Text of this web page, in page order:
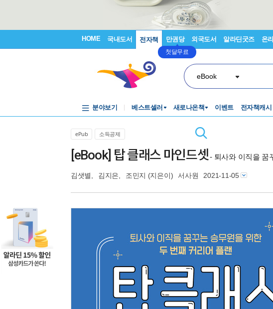
HOME 국내도서 전자책 만권당
첫달무료
외국도서 알라딘굿즈 온
eBook
분야보기 베스트셀러 새로나온책 이벤트 전자책캐시
ePub 소득공제
[eBook] 탑 클래스 마인드셋- 퇴사와 이직을 꿈
김샛별 김지은 조민지 (지은이) 서사원 2021-11-05